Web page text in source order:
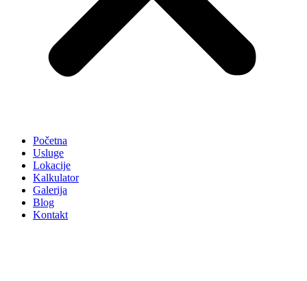
Početna
Usluge
Lokacije
Kalkulator
Galerija
Blog
Kontakt